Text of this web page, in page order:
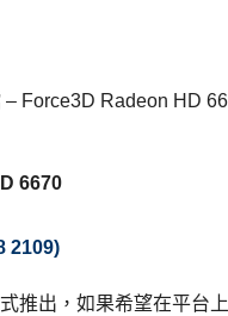
6670
2109)
推出，如果希望在平台